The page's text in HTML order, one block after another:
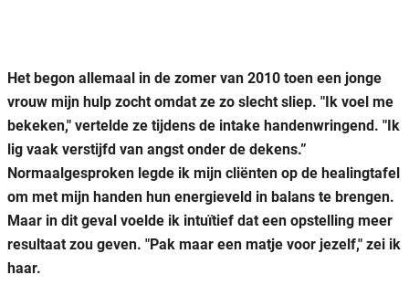
Het begon allemaal in de zomer van 2010 toen een jonge
vrouw mijn hulp zocht omdat ze zo slecht sliep. "Ik voel me
bekeken," vertelde ze tijdens de intake handenwringend. "Ik
lig vaak verstijfd van angst onder de dekens.”
Normaalgesproken legde ik mijn cliënten op de healingtafel
om met mijn handen hun energieveld in balans te brengen.
Maar in dit geval voelde ik intuïtief dat een opstelling meer
resultaat zou geven. "Pak maar een matje voor jezelf," zei ik
haar.